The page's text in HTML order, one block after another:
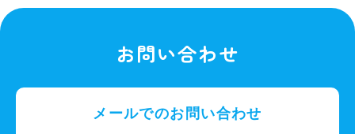
お問い合わせ
メールでのお問い合わせ